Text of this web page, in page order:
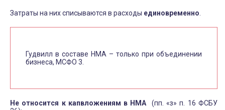
Затраты на них списываются в расходы единовременно
Гудвилл в составе НМА – только при объединении
бизнеса, МСФО 3.
Не относится к капвложениям в НМА (пп. «з» п. 16 ФСБУ